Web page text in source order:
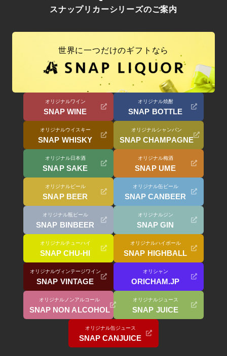
スナップリカーシリーズのご案内
世界に一つだけのギフトなら
オリジナルワイン
SNAP WINE
オリジナル焼酎
SNAP BOTTLE
オリジナルウイスキー
SNAP WHISKY
オリジナルシャンパン
SNAP CHAMPAGNE
オリジナル日本酒
SNAP SAKE
オリジナル梅酒
SNAP UME
オリジナルビール
SNAP BEER
オリジナル缶ビール
SNAP CANBEER
オリジナル瓶ビール
SNAP BINBEER
オリジナルジン
SNAP GIN
オリジナルチューハイ
SNAP CHU-HI
オリジナルハイボール
SNAP HIGHBALL
オリジナルヴィンテージワイン
SNAP VINTAGE
オリシャン
ORICHAM.JP
オリジナルノンアルコール
SNAP NON ALCOHOL
オリジナルジュース
SNAP JUICE
オリジナル缶ジュース
SNAP CANJUICE